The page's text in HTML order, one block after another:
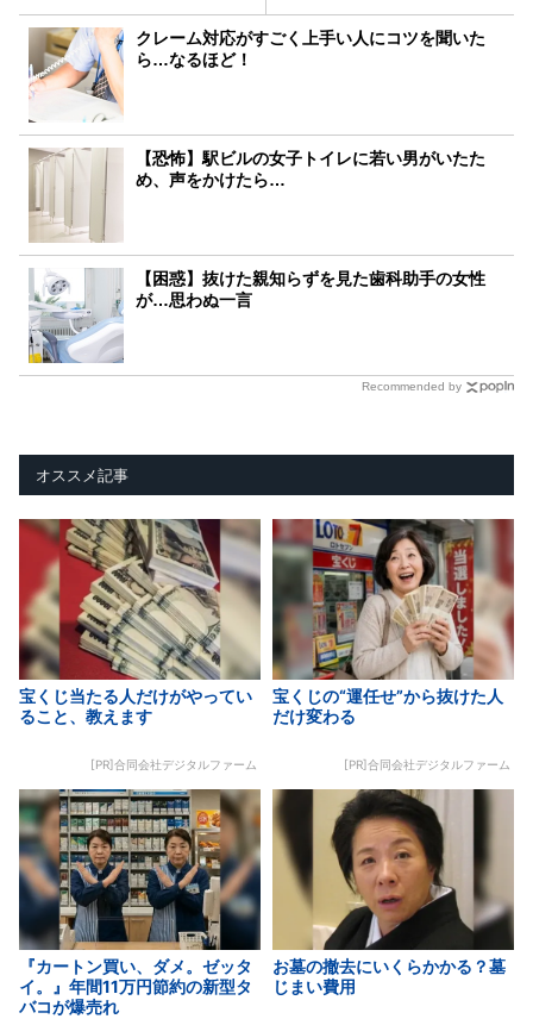
クレーム対応がすごく上手い人にコツを聞いた
ら…なるほど！
【恐怖】駅ビルの女子トイレに若い男がいたた
め、声をかけたら…
【困惑】抜けた親知らずを見た歯科助手の女性
が…思わぬ一言
Recommended by
オススメ記事
宝くじ当たる人だけがやってい
ること、教えます
[PR]合同会社デジタルファーム
宝くじの“運任せ”から抜けた人
だけ変わる
[PR]合同会社デジタルファーム
『カートン買い、ダメ。ゼッタ
イ。』年間11万円節約の新型タ
バコが爆売れ
お墓の撤去にいくらかかる？墓
じまい費用